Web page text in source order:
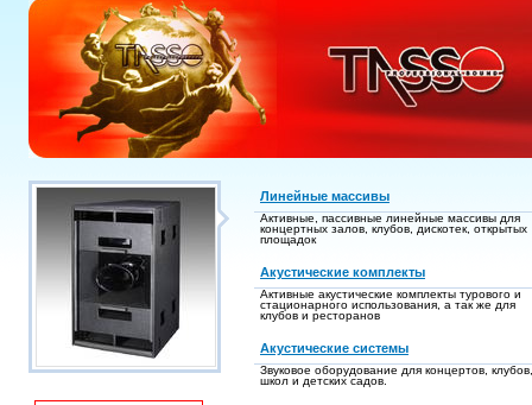
Линейные массивы
Активные, пассивные линейные массивы для
концертных залов, клубов, дискотек, открытых
площадок
Акустические комплекты
Активные акустические комплекты турового и
стационарного использования, а так же для
клубов и ресторанов
Акустические системы
Звуковое оборудование для концертов, клубов,
школ и детских садов.